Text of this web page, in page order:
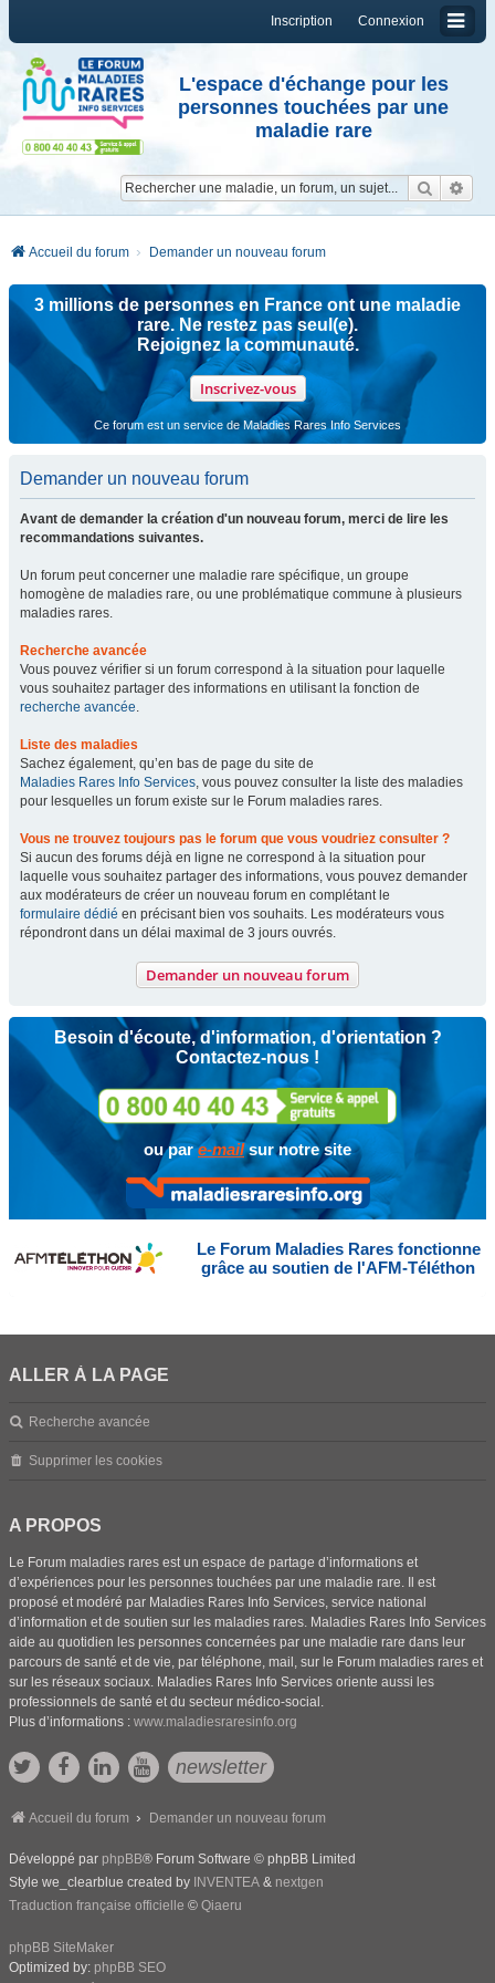
Connexion
Inscription
L'espace d'échange pour les
personnes touchées par une
maladie rare
Accueil du forum Demander un nouveau forum
3 millions de personnes en France ont une maladie
rare. Ne restez pas seul(e).
Rejoignez la communauté.
Inscrivez-vous
Ce forum est un service de Maladies Rares Info Services
Demander un nouveau forum
Avant de demander la création d'un nouveau forum, merci de lire les
recommandations suivantes.
Un forum peut concerner une maladie rare spécifique, un groupe
homogène de maladies rare, ou une problématique commune à plusieurs
maladies rares.
Recherche avancée
Vous pouvez vérifier si un forum correspond à la situation pour laquelle
vous souhaitez partager des informations en utilisant la fonction de
recherche avancée.
Liste des maladies
Sachez également, qu’en bas de page du site de
Maladies Rares Info Services, vous pouvez consulter la liste des maladies
pour lesquelles un forum existe sur le Forum maladies rares.
Vous ne trouvez toujours pas le forum que vous voudriez consulter ?
Si aucun des forums déjà en ligne ne correspond à la situation pour
laquelle vous souhaitez partager des informations, vous pouvez demander
aux modérateurs de créer un nouveau forum en complétant le
formulaire dédié en précisant bien vos souhaits. Les modérateurs vous
répondront dans un délai maximal de 3 jours ouvrés.
Demander un nouveau forum
Besoin d'écoute, d'information, d'orientation ?
Contactez-nous !
ou pare-mailsur notre site
Le Forum Maladies Rares fonctionne
grâce au soutien de l'AFM-Téléthon
ALLER À LA PAGE
Recherche avancée
Supprimer les cookies
A PROPOS
Le Forum maladies rares est un espace de partage d’informations et
d’expériences pour les personnes touchées par une maladie rare. Il est
proposé et modéré par Maladies Rares Info Services, service national
d’information et de soutien sur les maladies rares. Maladies Rares Info Services
aide au quotidien les personnes concernées par une maladie rare dans leur
parcours de santé et de vie, par téléphone, mail, sur le Forum maladies rares et
sur les réseaux sociaux. Maladies Rares Info Services oriente aussi les
professionnels de santé et du secteur médico-social.
Plus d’informations : www.maladiesraresinfo.org
newsletter
Accueil du forum Demander un nouveau forum
Développé par phpBB® Forum Software © phpBB Limited
Style we_clearblue created by INVENTEA & nextgen
Traduction française officielle © Qiaeru
phpBB SiteMaker
Optimized by: phpBB SEO